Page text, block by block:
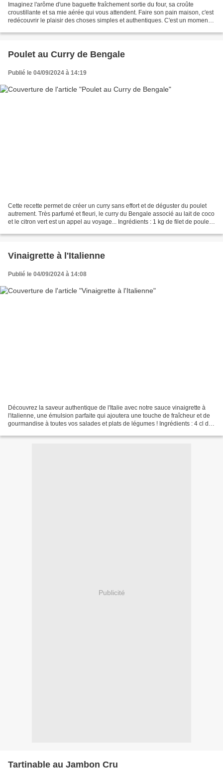
Imaginez l'arôme d'une baguette fraîchement sortie du four, sa croûte
croustillante et sa mie aérée qui vous attendent. Faire son pain maison, c'est
redécouvrir le plaisir des choses simples et authentiques. C'est un moment
Poulet au Curry de Bengale
Publié le 04/09/2024 à 14:19
Cette recette permet de créer un curry sans effort et de déguster du poulet
autrement. Très parfumé et fleuri, le curry du Bengale associé au lait de coco
et le citron vert est un appel au voyage... Ingrédients : 1 kg de filet de poulet
Vinaigrette à l'Italienne
Publié le 04/09/2024 à 14:08
Découvrez la saveur authentique de l'Italie avec notre sauce vinaigrette à
l'italienne, une émulsion parfaite qui ajoutera une touche de fraîcheur et de
gourmandise à toutes vos salades et plats de légumes ! Ingrédients : 4 cl de
Publicité
Tartinable au Jambon Cru